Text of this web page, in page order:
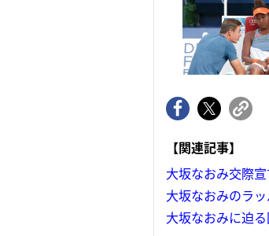
【関連記事】
大坂なおみ交際
大坂なおみのラ
大坂なおみに迫